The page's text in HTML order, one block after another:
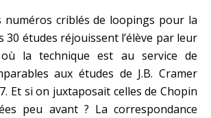
numéros criblés de loopings pour la
30 études réjouissent l’élève par leur
la technique est au service de
aux études de J.B. Cramer
Et si on juxtaposait celles de Chopin
peu avant ? La correspondance